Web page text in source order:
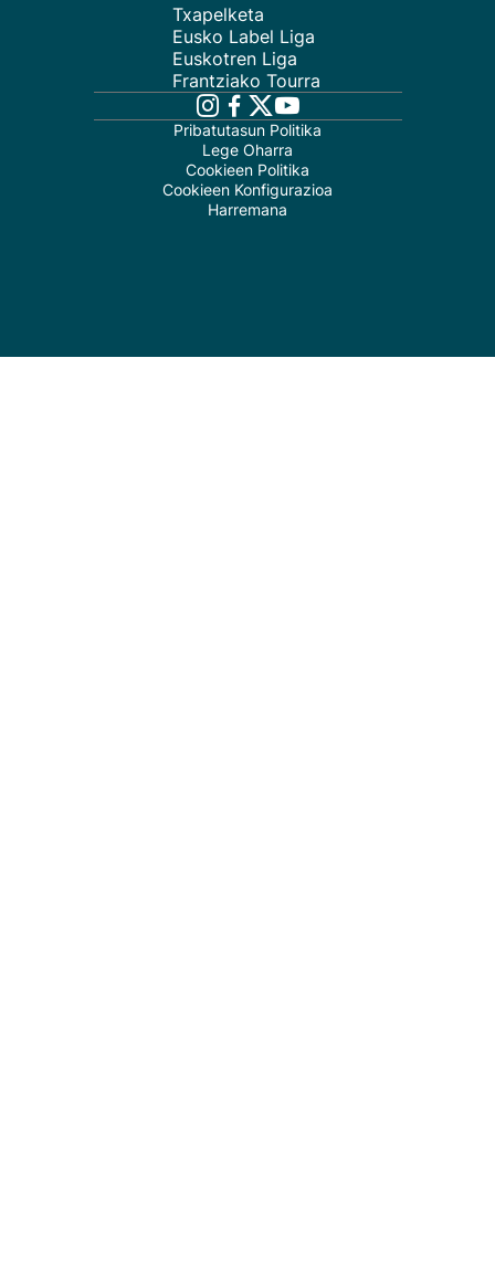
Txapelketa
Eusko Label Liga
Euskotren Liga
Frantziako Tourra
Pribatutasun Politika
Lege Oharra
Cookieen Politika
Cookieen Konfigurazioa
Harremana